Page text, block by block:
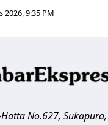
2026, 9:35 PM
No.627,